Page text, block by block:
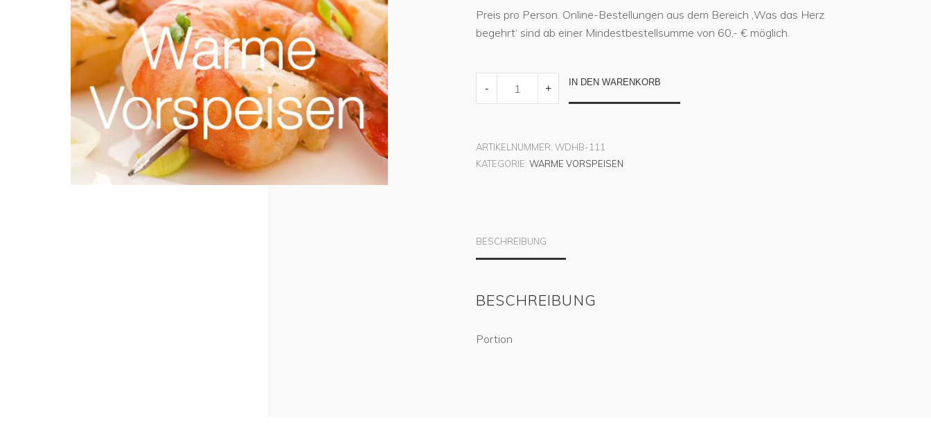
Preis pro Person. Online-Bestellungen aus dem Bereich ‚Was das Herz
begehrt‘ sind ab einer Mindestbestellsumme von 60,- € möglich.
QUANTITY
- +
IN DEN WARENKORB
ARTIKELNUMMER: WDHB-111
KATEGORIE: WARME VORSPEISEN
BESCHREIBUNG
BESCHREIBUNG
Portion